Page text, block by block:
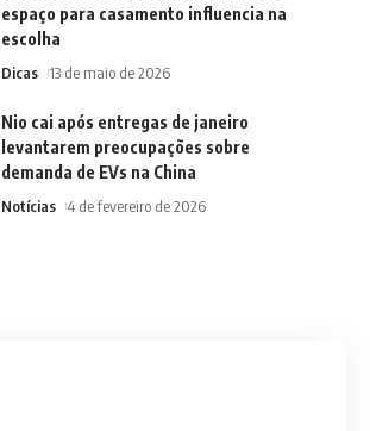
espaço para casamento influencia na
escolha
Dicas 13 de maio de 2026
Nio cai após entregas de janeiro
levantarem preocupações sobre
demanda de EVs na China
Notícias 4 de fevereiro de 2026